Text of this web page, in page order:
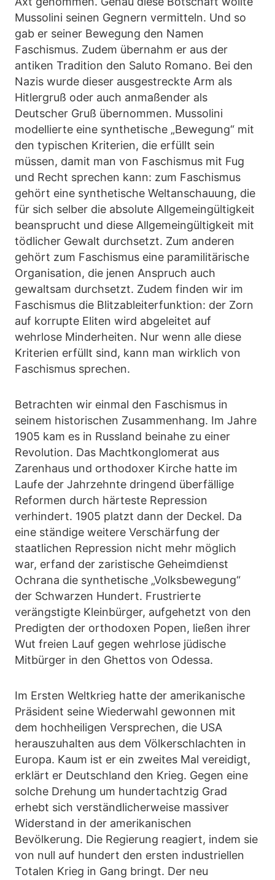
Mussolini seinen Gegnern vermitteln. Und so
gab er seiner Bewegung den Namen
Faschismus. Zudem übernahm er aus der
antiken Tradition den Saluto Romano. Bei den
Nazis wurde dieser ausgestreckte Arm als
Hitlergruß oder auch anmaßender als
Deutscher Gruß übernommen. Mussolini
modellierte eine synthetische „Bewegung“ mit
den typischen Kriterien, die erfüllt sein
müssen, damit man von Faschismus mit Fug
und Recht sprechen kann: zum Faschismus
gehört eine synthetische Weltanschauung, die
für sich selber die absolute Allgemeingültigkeit
beansprucht und diese Allgemeingültigkeit mit
tödlicher Gewalt durchsetzt. Zum anderen
gehört zum Faschismus eine paramilitärische
Organisation, die jenen Anspruch auch
gewaltsam durchsetzt. Zudem finden wir im
Faschismus die Blitzableiterfunktion: der Zorn
auf korrupte Eliten wird abgeleitet auf
wehrlose Minderheiten. Nur wenn alle diese
Kriterien erfüllt sind, kann man wirklich von
Faschismus sprechen.
Betrachten wir einmal den Faschismus in
seinem historischen Zusammenhang. Im Jahre
1905 kam es in Russland beinahe zu einer
Revolution. Das Machtkonglomerat aus
Zarenhaus und orthodoxer Kirche hatte im
Laufe der Jahrzehnte dringend überfällige
Reformen durch härteste Repression
verhindert. 1905 platzt dann der Deckel. Da
eine ständige weitere Verschärfung der
staatlichen Repression nicht mehr möglich
war, erfand der zaristische Geheimdienst
Ochrana die synthetische „Volksbewegung“
der Schwarzen Hundert. Frustrierte
verängstigte Kleinbürger, aufgehetzt von den
Predigten der orthodoxen Popen, ließen ihrer
Wut freien Lauf gegen wehrlose jüdische
Mitbürger in den Ghettos von Odessa.
Im Ersten Weltkrieg hatte der amerikanische
Präsident seine Wiederwahl gewonnen mit
dem hochheiligen Versprechen, die USA
herauszuhalten aus dem Völkerschlachten in
Europa. Kaum ist er ein zweites Mal vereidigt,
erklärt er Deutschland den Krieg. Gegen eine
solche Drehung um hundertachtzig Grad
erhebt sich verständlicherweise massiver
Widerstand in der amerikanischen
Bevölkerung. Die Regierung reagiert, indem sie
von null auf hundert den ersten industriellen
Totalen Krieg in Gang bringt. Der neu